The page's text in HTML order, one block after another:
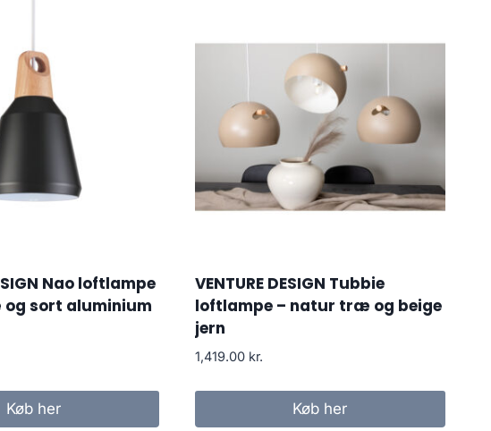
Nao loftlampe
sort aluminium
Køb her
VENTURE DESIGN Tubbie
loftlampe – natur træ og beige
jern
1,419.00 kr.
Køb her